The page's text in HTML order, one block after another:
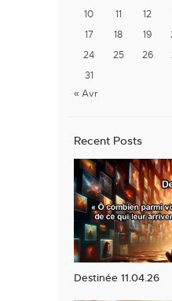
10
11 12
17
18 19
24
25 26
31
« Avr
Recent Posts
Destinée 11.04.26